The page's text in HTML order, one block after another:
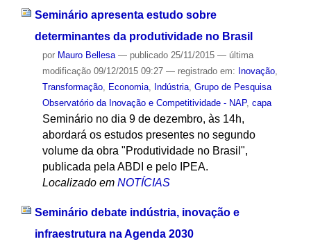
Seminário apresenta estudo sobre
determinantes da produtividade no Brasil
por Mauro Bellesa — publicado25/11/2015 — última
modificação09/12/2015 09:27 — registrado em: Inovação,
Transformação, Economia, Indústria, Grupo de Pesquisa
Observatório da Inovação e Competitividade - NAP, capa
Seminário no dia 9 de dezembro, às 14h,
abordará os estudos presentes no segundo
volume da obra "Produtividade no Brasil",
publicada pela ABDI e pelo IPEA.
Localizado em NOTÍCIAS
Seminário debate indústria, inovação e
infraestrutura na Agenda 2030